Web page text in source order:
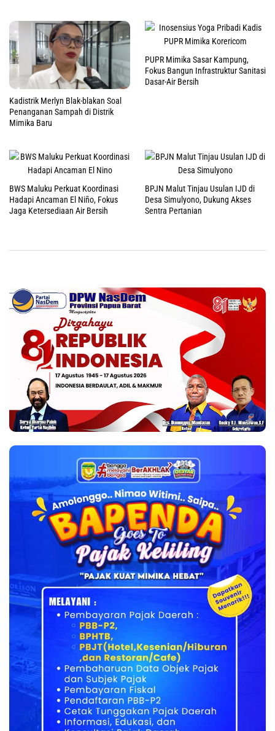
Kadistrik Merlyn Blak-blakan Soal
Penanganan Sampah di Distrik
Mimika Baru
PUPR Mimika Sasar Kampung,
Fokus Bangun Infrastruktur Sanitasi
Dasar-Air Bersih
BWS Maluku Perkuat Koordinasi
Hadapi Ancaman El Niño, Fokus
Jaga Ketersediaan Air Bersih
BPJN Malut Tinjau Usulan IJD di
Desa Simulyono, Dukung Akses
Sentra Pertanian